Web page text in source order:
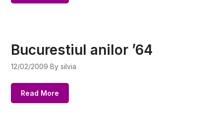
Bucurestiul anilor ’64
12/02/2009 By silvia
Read More